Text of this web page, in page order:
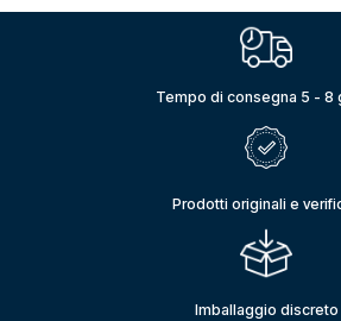
Tempo di consegna 5 - 8
Prodotti originali e
Imballaggio discreto